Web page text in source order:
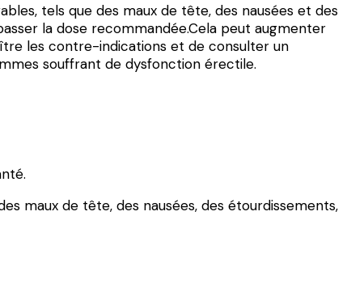
tels que des maux de tête, des nausées et des
la dose recommandée.Cela peut augmenter
les contre-indications et de consulter un
souffrant de dysfonction érectile.
maux de tête, des nausées, des étourdissements,